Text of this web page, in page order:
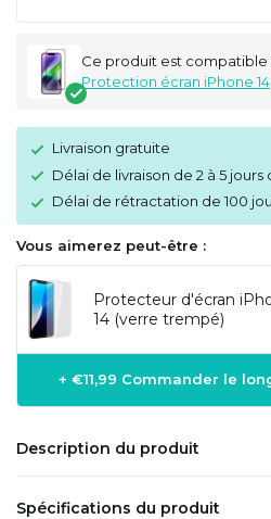
Ce produit est compatible
Protection écran iPhone 14
Livraison gratuite
Délai de livraison de 2 à 5 jours
Délai de rétractation de 100
Vous aimerez peut-être :
Protecteur d'écran
14 (verre trempé)
+ €11,99 Commander le
Description du produit
Spécifications du produit